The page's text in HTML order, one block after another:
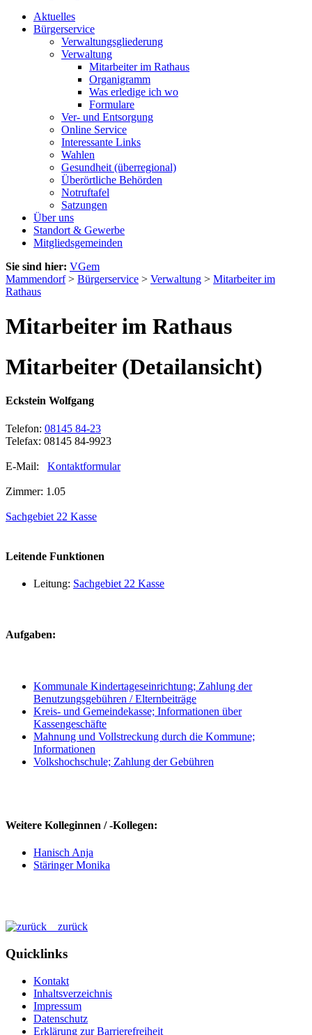
Aktuelles
Bürgerservice
Verwaltungsgliederung
Verwaltung
Mitarbeiter im Rathaus
Organigramm
Was erledige ich wo
Formulare
Ver- und Entsorgung
Online Service
Interessante Links
Wahlen
Gesundheit (überregional)
Überörtliche Behörden
Notruftafel
Satzungen
Über uns
Standort & Gewerbe
Mitgliedsgemeinden
Sie sind hier: VGem
Mammendorf> Bürgerservice > Verwaltung > Mitarbeiter im
Rathaus
Mitarbeiter im Rathaus
Mitarbeiter (Detailansicht)
Eckstein Wolfgang
Telefon: 08145 84-23
Telefax: 08145 84-9923
E-Mail: Kontaktformular
Zimmer: 1.05
Sachgebiet 22 Kasse
Leitende Funktionen
Leitung: Sachgebiet 22 Kasse
Aufgaben:
Kommunale Kindertageseinrichtung; Zahlung der
Benutzungsgebühren / Elternbeiträge
Kreis- und Gemeindekasse; Informationen über
Kassengeschäfte
Mahnung und Vollstreckung durch die Kommune;
Informationen
Volkshochschule; Zahlung der Gebühren
Weitere Kolleginnen / -Kollegen:
Hanisch Anja
Stäringer Monika
zurück
Quicklinks
Kontakt
Inhaltsverzeichnis
Impressum
Datenschutz
Erklärung zur Barrierefreiheit